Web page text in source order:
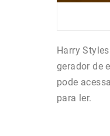
Harry
gerador de
pode
para ler.